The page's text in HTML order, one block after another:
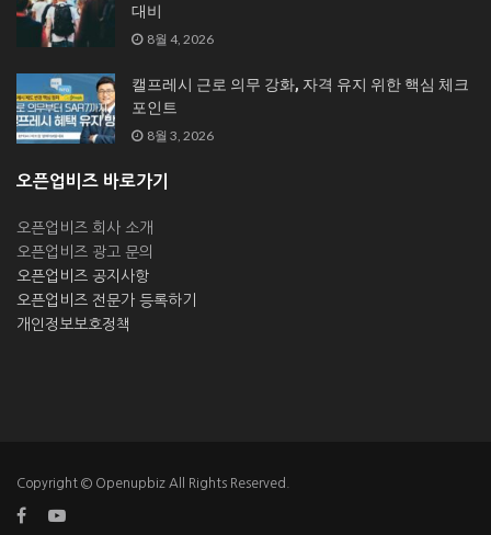
대비
8월 4, 2026
캘프레시 근로 의무 강화, 자격 유지 위한 핵심 체크
포인트
8월 3, 2026
오픈업비즈 바로가기
오픈업비즈 회사 소개
오픈업비즈 광고 문의
오픈업비즈 공지사항
오픈업비즈 전문가 등록하기
개인정보보호정책
Copyright © Openupbiz All Rights Reserved.